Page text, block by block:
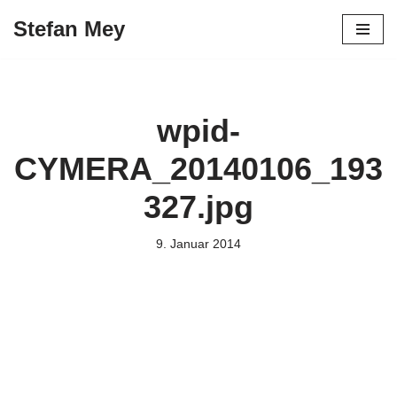
Stefan Mey
wpid-
CYMERA_20140106_193
327.jpg
9. Januar 2014